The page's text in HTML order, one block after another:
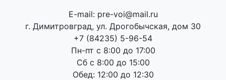
E-mail: pre-voi@mail.ru
г. Димитровград, ул. Дрогобычская, дом 30
+7 (84235) 5-96-54
Пн-пт с 8:00 до 17:00
Сб с 8:00 до 15:00
Обед: 12:00 до 12:30